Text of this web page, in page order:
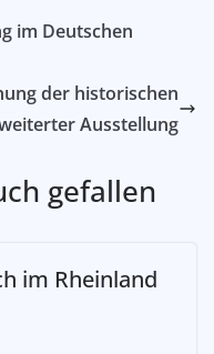
im Deutschen
der historischen
Ausstellung
gefallen
im Rheinland